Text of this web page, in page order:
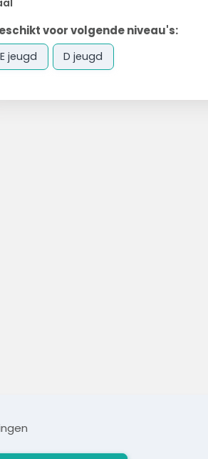
voor volgende niveau's:
E jeugd D jeugd